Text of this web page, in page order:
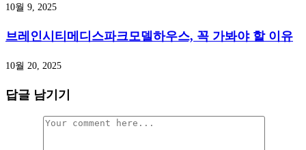
10월 9, 2025
브레인시티메디스파크모델하우스, 꼭 가봐야 할 이유
10월 20, 2025
답글 남기기